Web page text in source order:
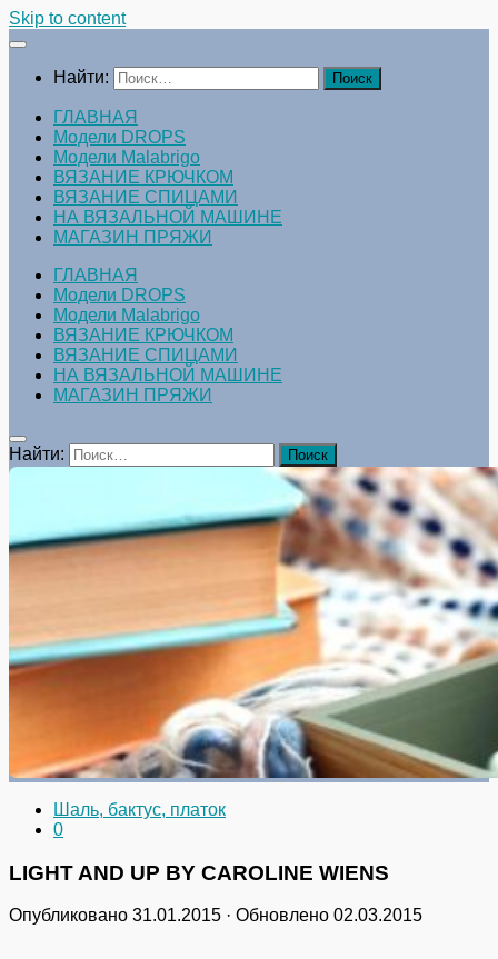
Skip to content
Найти:
ГЛАВНАЯ
Модели DROPS
Модели Malabrigo
ВЯЗАНИЕ КРЮЧКОМ
ВЯЗАНИЕ СПИЦАМИ
НА ВЯЗАЛЬНОЙ МАШИНЕ
МАГАЗИН ПРЯЖИ
ГЛАВНАЯ
Модели DROPS
Модели Malabrigo
ВЯЗАНИЕ КРЮЧКОМ
ВЯЗАНИЕ СПИЦАМИ
НА ВЯЗАЛЬНОЙ МАШИНЕ
МАГАЗИН ПРЯЖИ
Найти:
Шаль, бактус, платок
0
LIGHT AND UP BY CAROLINE WIENS
Опубликовано 31.01.2015 · Обновлено 02.03.2015